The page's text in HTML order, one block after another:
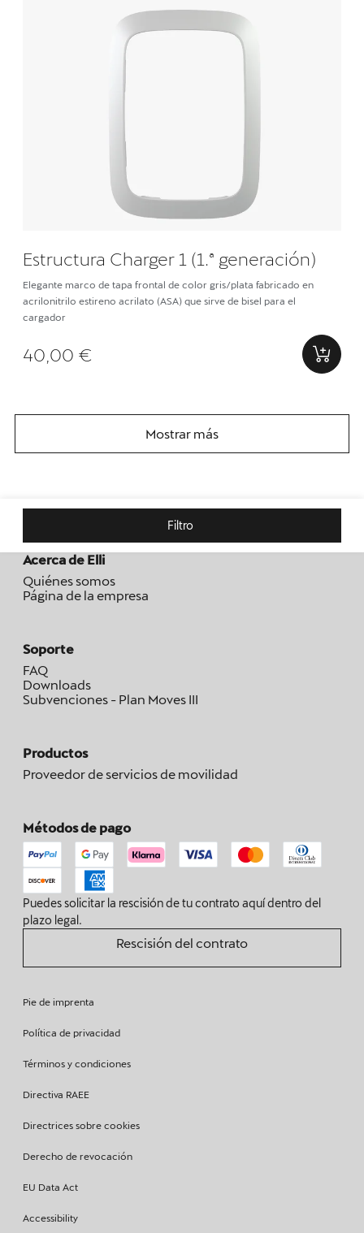
Estructura Charger 1 (1.ª generación)
Elegante marco de tapa frontal de color gris/plata fabricado en
acrilonitrilo estireno acrilato (ASA) que sirve de bisel para el
cargador
40,00 €
Mostrar más
Filtro
Acerca de Elli
Quiénes somos
Página de la empresa
Soporte
FAQ
Downloads
Subvenciones - Plan Moves III
Productos
Proveedor de servicios de movilidad
Métodos de pago
Puedes solicitar la rescisión de tu contrato aquí dentro del
plazo legal.
Rescisión del contrato
Pie de imprenta
Política de privacidad
Términos y condiciones
Directiva RAEE
Directrices sobre cookies
Derecho de revocación
EU Data Act
Accessibility